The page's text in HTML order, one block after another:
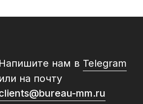
Напишите нам в Telegram
или на почту
mm.ru